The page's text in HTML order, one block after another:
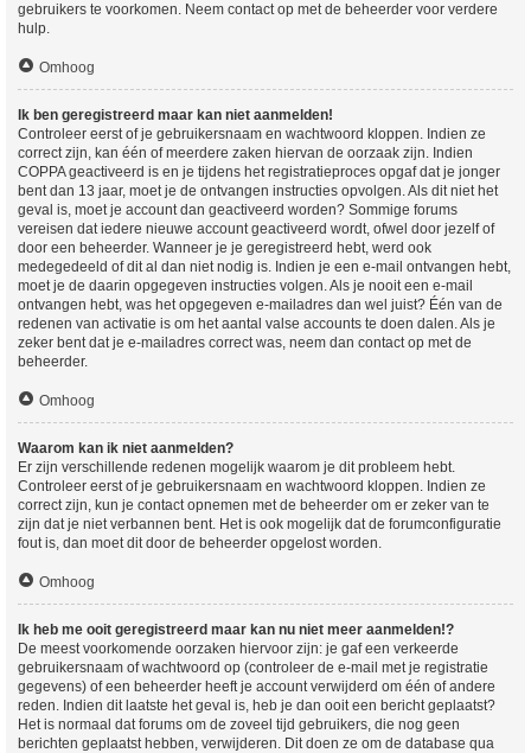
gebruikers te voorkomen. Neem contact op met de beheerder voor verdere
hulp.
Omhoog
Ik ben geregistreerd maar kan niet aanmelden!
Controleer eerst of je gebruikersnaam en wachtwoord kloppen. Indien ze
correct zijn, kan één of meerdere zaken hiervan de oorzaak zijn. Indien
COPPA geactiveerd is en je tijdens het registratieproces opgaf dat je jonger
bent dan 13 jaar, moet je de ontvangen instructies opvolgen. Als dit niet het
geval is, moet je account dan geactiveerd worden? Sommige forums
vereisen dat iedere nieuwe account geactiveerd wordt, ofwel door jezelf of
door een beheerder. Wanneer je je geregistreerd hebt, werd ook
medegedeeld of dit al dan niet nodig is. Indien je een e-mail ontvangen hebt,
moet je de daarin opgegeven instructies volgen. Als je nooit een e-mail
ontvangen hebt, was het opgegeven e-mailadres dan wel juist? Één van de
redenen van activatie is om het aantal valse accounts te doen dalen. Als je
zeker bent dat je e-mailadres correct was, neem dan contact op met de
beheerder.
Omhoog
Waarom kan ik niet aanmelden?
Er zijn verschillende redenen mogelijk waarom je dit probleem hebt.
Controleer eerst of je gebruikersnaam en wachtwoord kloppen. Indien ze
correct zijn, kun je contact opnemen met de beheerder om er zeker van te
zijn dat je niet verbannen bent. Het is ook mogelijk dat de forumconfiguratie
fout is, dan moet dit door de beheerder opgelost worden.
Omhoog
Ik heb me ooit geregistreerd maar kan nu niet meer aanmelden!?
De meest voorkomende oorzaken hiervoor zijn: je gaf een verkeerde
gebruikersnaam of wachtwoord op (controleer de e-mail met je registratie
gegevens) of een beheerder heeft je account verwijderd om één of andere
reden. Indien dit laatste het geval is, heb je dan ooit een bericht geplaatst?
Het is normaal dat forums om de zoveel tijd gebruikers, die nog geen
berichten geplaatst hebben, verwijderen. Dit doen ze om de database qua